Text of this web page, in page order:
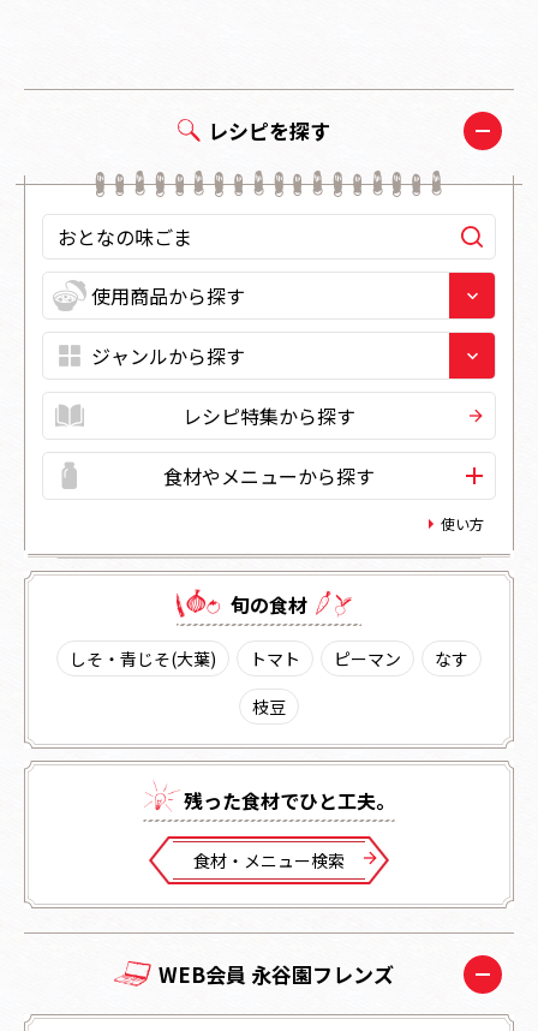
レシピを探す
レシピ特集から探す
食材やメニューから探す
使い方
旬の⾷材
しそ・青じそ(大葉) トマト ピーマン
なす
枝豆
残った⾷材でひと⼯夫。
⾷材・メニュー検索
WEB会員 永谷園フレンズ